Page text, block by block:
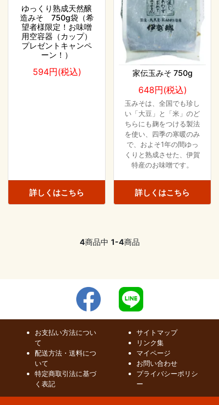
ゆっくり熟成天然醸
造みそ 750g袋（希
望者様限定！お味噌
用空容器（カップ）
プレゼントキャンペ
ーン！）
594円(税込)
詳しくはこちら
家伝玉みそ 750g
648円(税込)
玉みそは、全国でも珍し
い「大豆」と「米」のど
ちらにも麹をつける製法
を使い、四季の寒暖のみ
で、およそ1年の間ゆっ
くりと熟成させた、伊賀
特産のお味噌です。
詳しくはこちら
4商品中 1-4商品
お支払い方法につい
て
配送方法・送料につ
いて
特定商取引法に基づ
く表記
サイトマップ
リンク集
マイページ
お問い合わせ
プライバシーポリシ
ー